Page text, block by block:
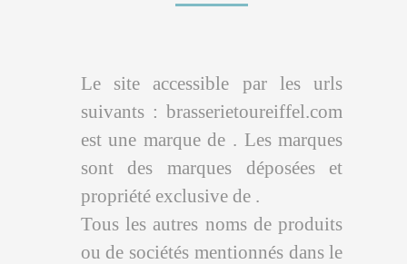
Le site accessible par les urls
suivants : brasserietoureiffel.com
est une marque de . Les marques
sont des marques déposées et
propriété exclusive de .
Tous les autres noms de produits
ou de sociétés mentionnés dans le